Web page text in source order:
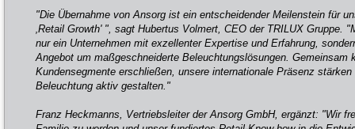
"Die Übernahme von Ansorg ist ein entscheidender Meilenstein für
‚Retail Growth' ", sagt Hubertus Volmert, CEO der TRILUX Gruppe.
nur ein Unternehmen mit exzellenter Expertise und Erfahrung,
Angebot um maßgeschneiderte Beleuchtungslösungen. Gemeinsam
Kundensegmente erschließen, unsere internationale Präsenz
Beleuchtung aktiv gestalten."
Franz Heckmanns, Vertriebsleiter der Ansorg GmbH, ergänzt: "Wir